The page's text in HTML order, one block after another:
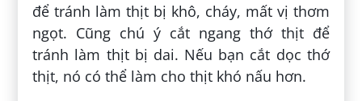
để tránh làm thịt bị khô, cháy, mất vị thơm
ngọt. Cũng chú ý cắt ngang thớ thịt để
tránh làm thịt bị dai. Nếu bạn cắt dọc thớ
thịt, nó có thể làm cho thịt khó nấu hơn.